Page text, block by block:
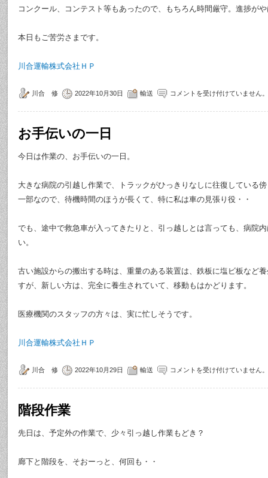
コンクール、コンテスト等もあったので、もちろん時間厳守。進捗が
本日もご苦労さまです。
川合運輸株式会社ＨＰ
川合 修 2022年10月30日 輸送 コメントを受け付けていません。
お手伝いの一日
今日は作業の、お手伝いの一日。
大きな病院の引越し作業で、トラックがひっきりなしに往復している
一部なので、待機時間のほうが長くて、特に私は車の見張り役・・
でも、途中で救急車が入ってきたりと、引っ越しとは言っても、病院
い。
古い施設からの搬出する時は、重量のある装置は、鉄板に塩ビ板など
すが、新しい方は、完全に養生されていて、移動もはかどります。
医療機関のスタッフの方々は、実に忙しそうです。
川合運輸株式会社ＨＰ
川合 修 2022年10月29日 輸送 コメントを受け付けていません。
階段作業
先日は、予定外の作業で、少々引っ越し作業もどき？
廊下と階段を、そおーっと、何回も・・